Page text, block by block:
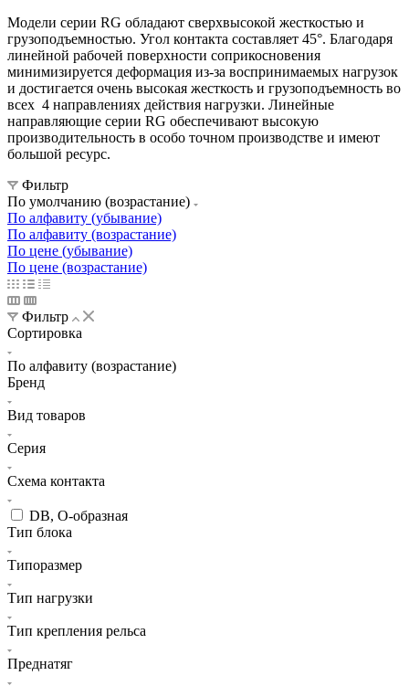
Модели серии RG обладают сверхвысокой жесткостью и
грузоподъемностью. Угол контакта составляет 45°. Благодаря
линейной рабочей поверхности соприкосновения
минимизируется деформация из-за воспринимаемых нагрузок
и достигается очень высокая жесткость и грузоподъемность во
всех 4 направлениях действия нагрузки. Линейные
направляющие серии RG обеспечивают высокую
производительность в особо точном производстве и имеют
большой ресурс.
Фильтр
По умолчанию (возрастание)
По алфавиту (убывание)
По алфавиту (возрастание)
По цене (убывание)
По цене (возрастание)
Фильтр
Сортировка
По алфавиту (возрастание)
Бренд
Вид товаров
Серия
Схема контакта
DB, O-образная
Тип блока
Типоразмер
Тип нагрузки
Тип крепления рельса
Преднатяг